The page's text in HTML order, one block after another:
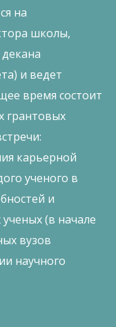
на
школы,
и ведет
время состоит
грантовых
карьерной
ученого в
и
(в начале
вузов
научного